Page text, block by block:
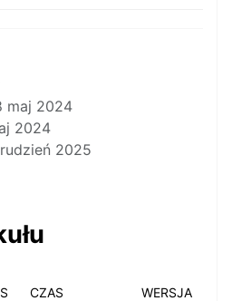
maj 2024
2024
2025
CZAS WERSJA